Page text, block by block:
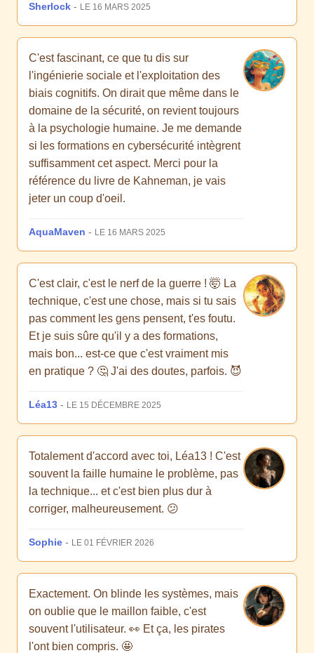
Sherlock - LE 16 MARS 2025
C'est fascinant, ce que tu dis sur
l'ingénierie sociale et l'exploitation des
biais cognitifs. On dirait que même dans le
domaine de la sécurité, on revient toujours
à la psychologie humaine. Je me demande
si les formations en cybersécurité intègrent
suffisamment cet aspect. Merci pour la
référence du livre de Kahneman, je vais
jeter un coup d'oeil.
AquaMaven - LE 16 MARS 2025
C'est clair, c'est le nerf de la guerre ! 🤯 La
technique, c'est une chose, mais si tu sais
pas comment les gens pensent, t'es foutu.
Et je suis sûre qu'il y a des formations,
mais bon... est-ce que c'est vraiment mis
en pratique ? 🤔 J'ai des doutes, parfois. 😈
Léa13 - LE 15 DÉCEMBRE 2025
Totalement d'accord avec toi, Léa13 ! C'est
souvent la faille humaine le problème, pas
la technique... et c'est bien plus dur à
corriger, malheureusement. 😕
Sophie - LE 01 FÉVRIER 2026
Exactement. On blinde les systèmes, mais
on oublie que le maillon faible, c'est
souvent l'utilisateur. 👀 Et ça, les pirates
l'ont bien compris. 🤩